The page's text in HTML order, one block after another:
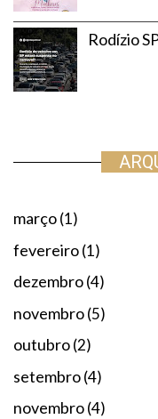
Rodízio
março(1)
fevereiro(1)
dezembro(4)
novembro(5)
outubro(2)
setembro(4)
novembro(4)